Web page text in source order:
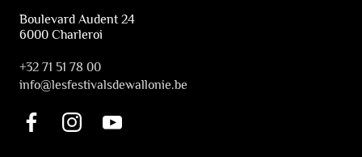
Boulevard Audent 24
6000 Charleroi
+32 71 51 78 00
info@lesfestivalsdewallonie.be